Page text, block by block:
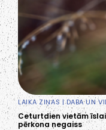
LAIKA ZIŅAS |DABA UN
Ceturtdien vietām
pērkona negaiss